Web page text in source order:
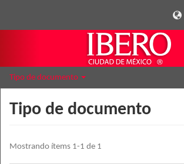
Tipo de documento
Tipo de documento
Mostrando ítems 1-1 de 1